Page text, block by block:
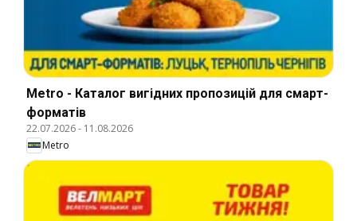
Metro - Каталог вигідних пропозицій для смарт-
форматів
22.07.2026- 11.08.2026
Metro